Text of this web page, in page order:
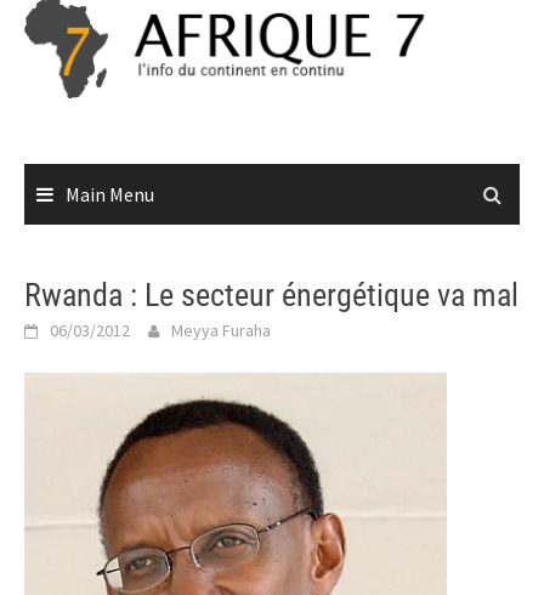
Skip
content
Main Menu
Rwanda : Le secteur énergétique va mal
06/03/2012 Meyya Furaha